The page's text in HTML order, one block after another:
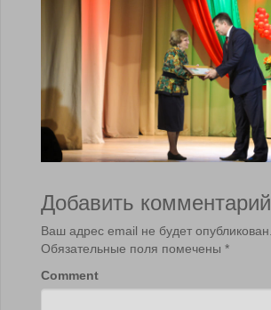
Добавить комментарий
Ваш адрес email не будет опубликован.
Обязательные поля помечены *
Comment